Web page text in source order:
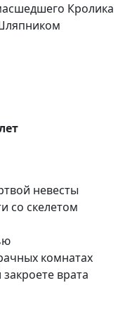
Кролика
невесты
со скелетом
комнатах
врата